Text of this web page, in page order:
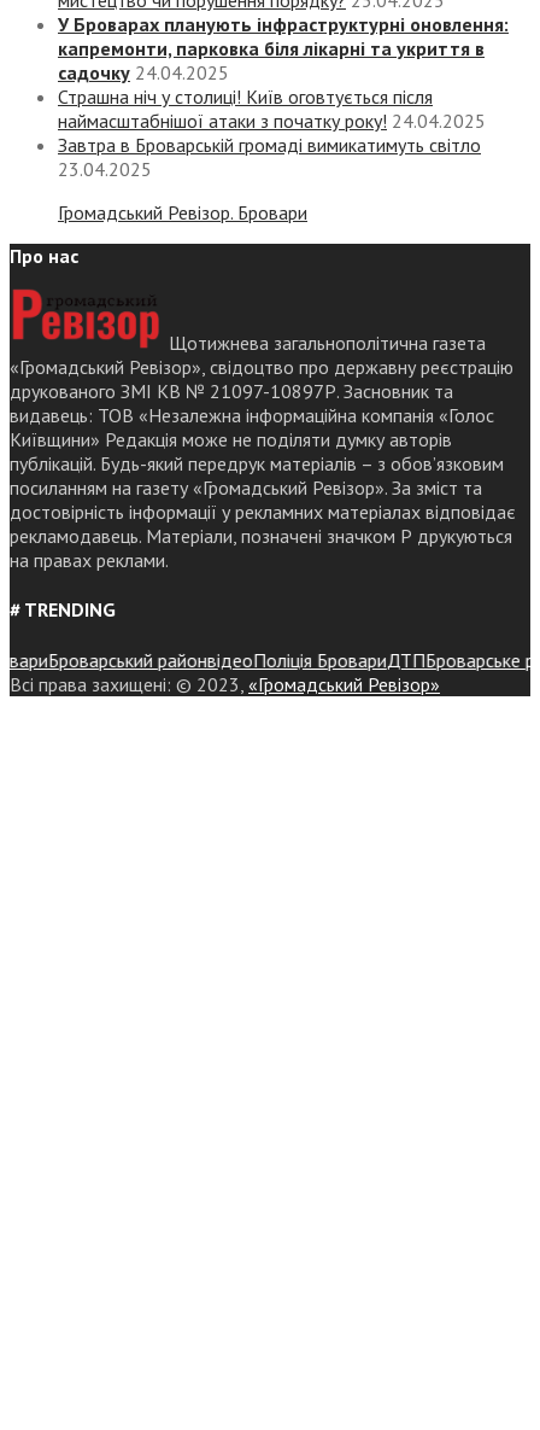
У Броварах планують інфраструктурні оновлення:
капремонти, парковка біля лікарні та укриття в
садочку 24.04.2025
Страшна ніч у столиці! Київ оговтується після
наймасштабнішої атаки з початку року! 24.04.2025
Завтра в Броварській громаді вимикатимуть світло
23.04.2025
Громадський Ревізор. Бровари
Про нас
Щотижнева загальнополітична газета
«Громадський Ревізор», свідоцтво про державну реєстрацію
друкованого ЗМІ КВ № 21097-10897Р. Засновник та
видавець: ТОВ «Незалежна інформаційна компанія «Голос
Київщини» Редакція може не поділяти думку авторів
публікацій. Будь-який передрук матеріалів – з обов’язковим
посиланням на газету «Громадський Ревізор». За зміст та
достовірність інформації у рекламних матеріалах відповідає
рекламодавець. Матеріали, позначені значком Р друкуються
на правах реклами.
# TRENDING
Броварський районвідеоПоліція БровариДТПБроварське
Всі права захищені: © 2023, «Громадський Ревізор»